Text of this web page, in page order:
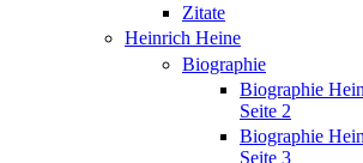
Zitate
Heinrich Heine
Biographie
Biographie
Seite 2
Biographie
Seite 3